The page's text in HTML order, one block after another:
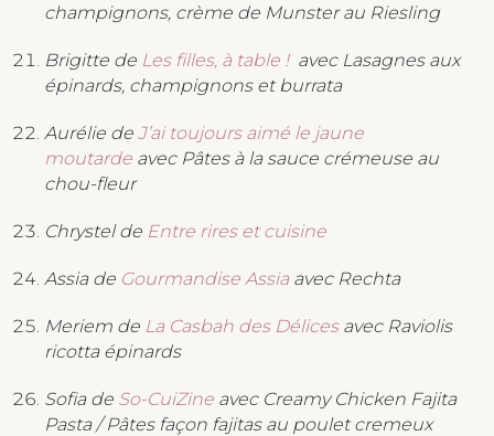
champignons, crème de Munster au Riesling
Brigitte de Les filles, à table !avec Lasagnes aux
épinards, champignons et burrata
Aurélie de J’ai toujours aimé le jaune
moutarde avec Pâtes à la sauce crémeuse au
chou-fleur
Chrystel de Entre rires et cuisine
Assia de Gourmandise Assiaavec Rechta
Meriem de La Casbah des Délicesavec Raviolis
ricotta épinards
Sofia de So-CuiZine avec Creamy Chicken Fajita
Pasta / Pâtes façon fajitas au poulet cremeux